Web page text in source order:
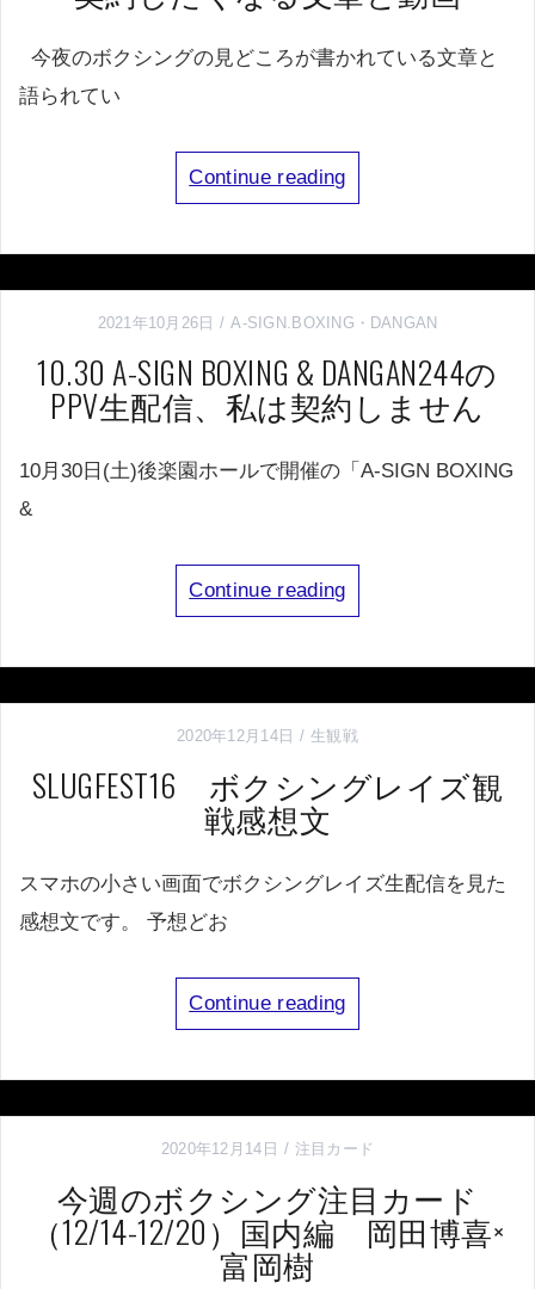
今夜のボクシングの見どころが書かれている文章と
語られてい
Continue reading
2021年10月26日 A-SIGN.BOXING ・ DANGAN
10.30 A-SIGN BOXING & DANGAN244の
PPV生配信、私は契約しません
10月30日(土)後楽園ホールで開催の「A-SIGN BOXING
&
Continue reading
2020年12月14日 生観戦
SLUGFEST16 ボクシングレイズ観
戦感想文
スマホの小さい画面でボクシングレイズ生配信を見た
感想文です。 予想どお
Continue reading
2020年12月14日 注目カード
今週のボクシング注目カード
（12/14-12/20）国内編 岡田博喜×
富岡樹